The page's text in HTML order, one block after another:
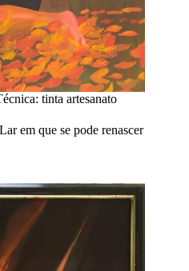
tinta artesanato
em que se pode renascer